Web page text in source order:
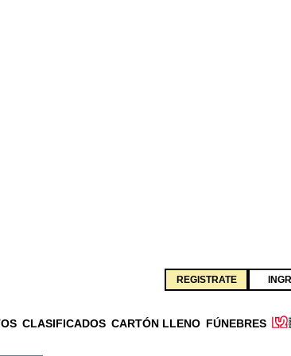
REGISTRATE
CLASIFICADOS CARTÓN LLENO FÚNEBRES